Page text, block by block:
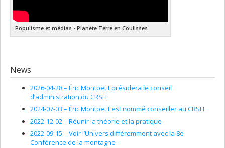
Populisme et médias - Planète Terre en Coulisses
News
2026-04-28 – Éric Montpetit présidera le conseil
d’administration du CRSH
2024-07-03 – Éric Montpetit est nommé conseiller au CRSH
2022-12-02 – Réunir la théorie et la pratique
2022-09-15 – Voir l’Univers différemment avec la 8e
Conférence de la montagne